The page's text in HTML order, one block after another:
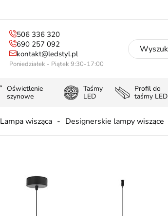
506 336 320
690 257 092
kontakt@ledstyl.pl
Poniedziałek - Piątek 9:30-17:00
Oświetlenie
szynowe
Taśmy
LED
Profil do
taśmy LED
Lampa wisząca Designerskie lampy wiszące